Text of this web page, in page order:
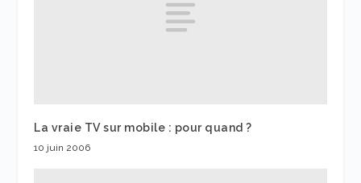
La vraie TV sur mobile : pour quand ?
10 juin 2006